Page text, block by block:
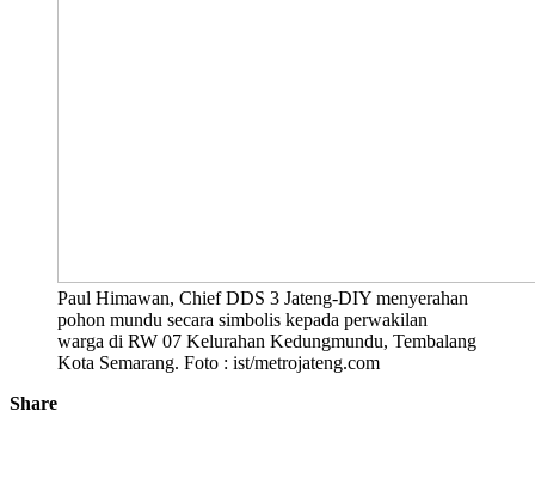
Paul Himawan, Chief DDS 3 Jateng-DIY menyerahan
pohon mundu secara simbolis kepada perwakilan
warga di RW 07 Kelurahan Kedungmundu, Tembalang
Kota Semarang. Foto : ist/metrojateng.com
Share